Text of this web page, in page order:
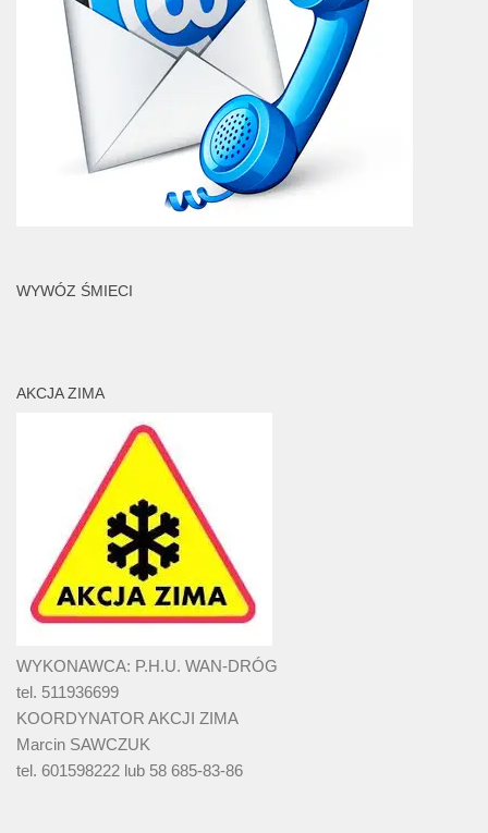
WYWÓZ ŚMIECI
AKCJA ZIMA
WYKONAWCA: P.H.U. WAN-DRÓG
tel. 511936699
KOORDYNATOR AKCJI ZIMA
Marcin SAWCZUK
tel. 601598222 lub 58 685-83-86